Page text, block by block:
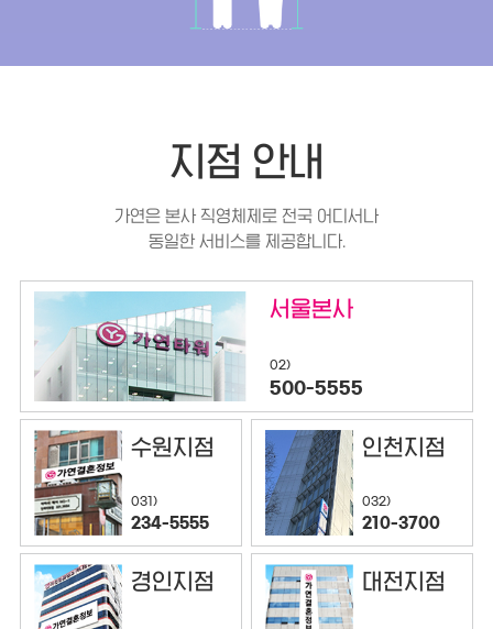
지점 안내
가연은 본사 직영체제로 전국 어디서나
동일한 서비스를 제공합니다.
서울본사
02)
500-5555
수원지점
031)
234-5555
인천지점
032)
210-3700
경인지점 대전지점